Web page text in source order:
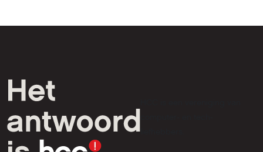
liefhebbers.